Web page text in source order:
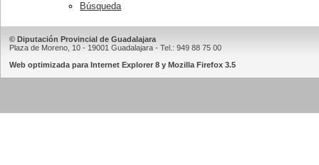
Búsqueda
© Diputación Provincial de Guadalajara
Plaza de Moreno, 10 - 19001 Guadalajara - Tel.: 949 88 75 00
Web optimizada para Internet Explorer 8 y Mozilla Firefox 3.5